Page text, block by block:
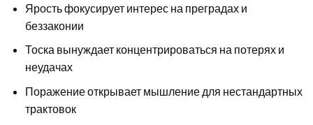
Ярость фокусирует интерес на преградах и
беззаконии
Тоска вынуждает концентрироваться на потерях и
неудачах
Поражение открывает мышление для нестандартных
трактовок